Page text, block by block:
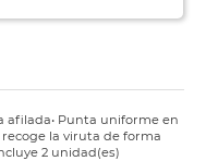
afilada• Punta uniforme en
recoge la viruta de forma
2 unidad(es)